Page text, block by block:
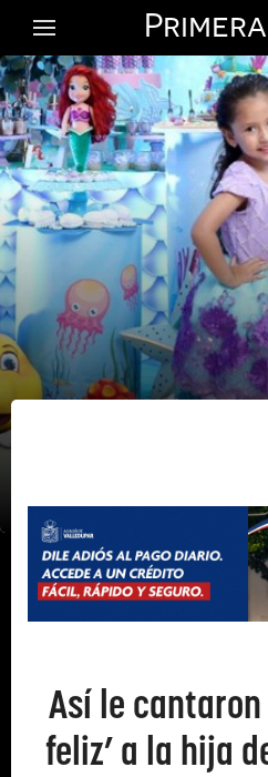
Primera
Así le cantaron
feliz’ a la hija